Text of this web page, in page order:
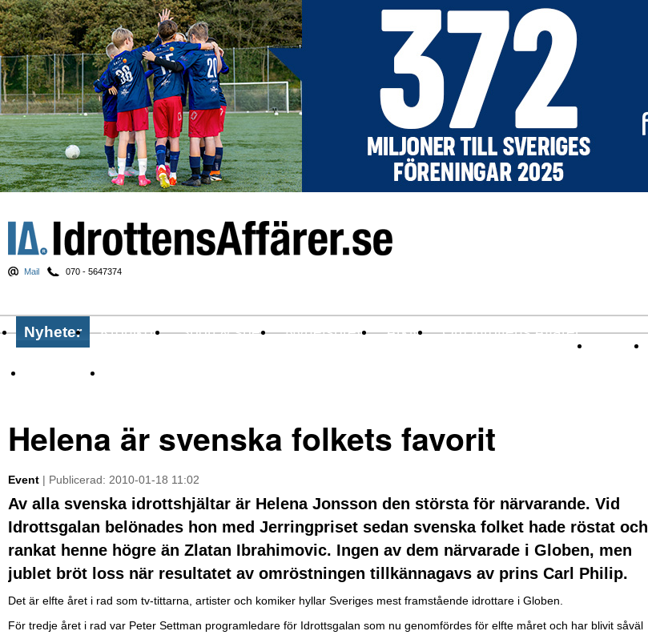
Mail 070 - 5647374
Nyheter Krönikor Sport & spel Nyhetsbrev Arkiv Om Idrottens Affärer
Helena är svenska folkets favorit
Event | Publicerad: 2010-01-18 11:02
Av alla svenska idrottshjältar är Helena Jonsson den största för närvarande. Vid
Idrottsgalan belönades hon med Jerringpriset sedan svenska folket hade röstat och
rankat henne högre än Zlatan Ibrahimovic. Ingen av dem närvarade i Globen, men
jublet bröt loss när resultatet av omröstningen tillkännagavs av prins Carl Philip.
Det är elfte året i rad som tv-tittarna, artister och komiker hyllar Sveriges mest framstående idrottare i Globen.
För tredje året i rad var Peter Settman programledare för Idrottsgalan som nu genomfördes för elfte måret och har blivit såväl